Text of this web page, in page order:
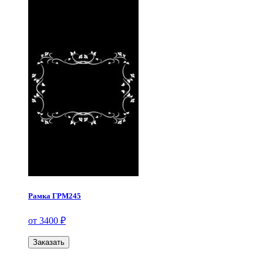
Рамка ГРМ245
от 3400 ₽
Заказать